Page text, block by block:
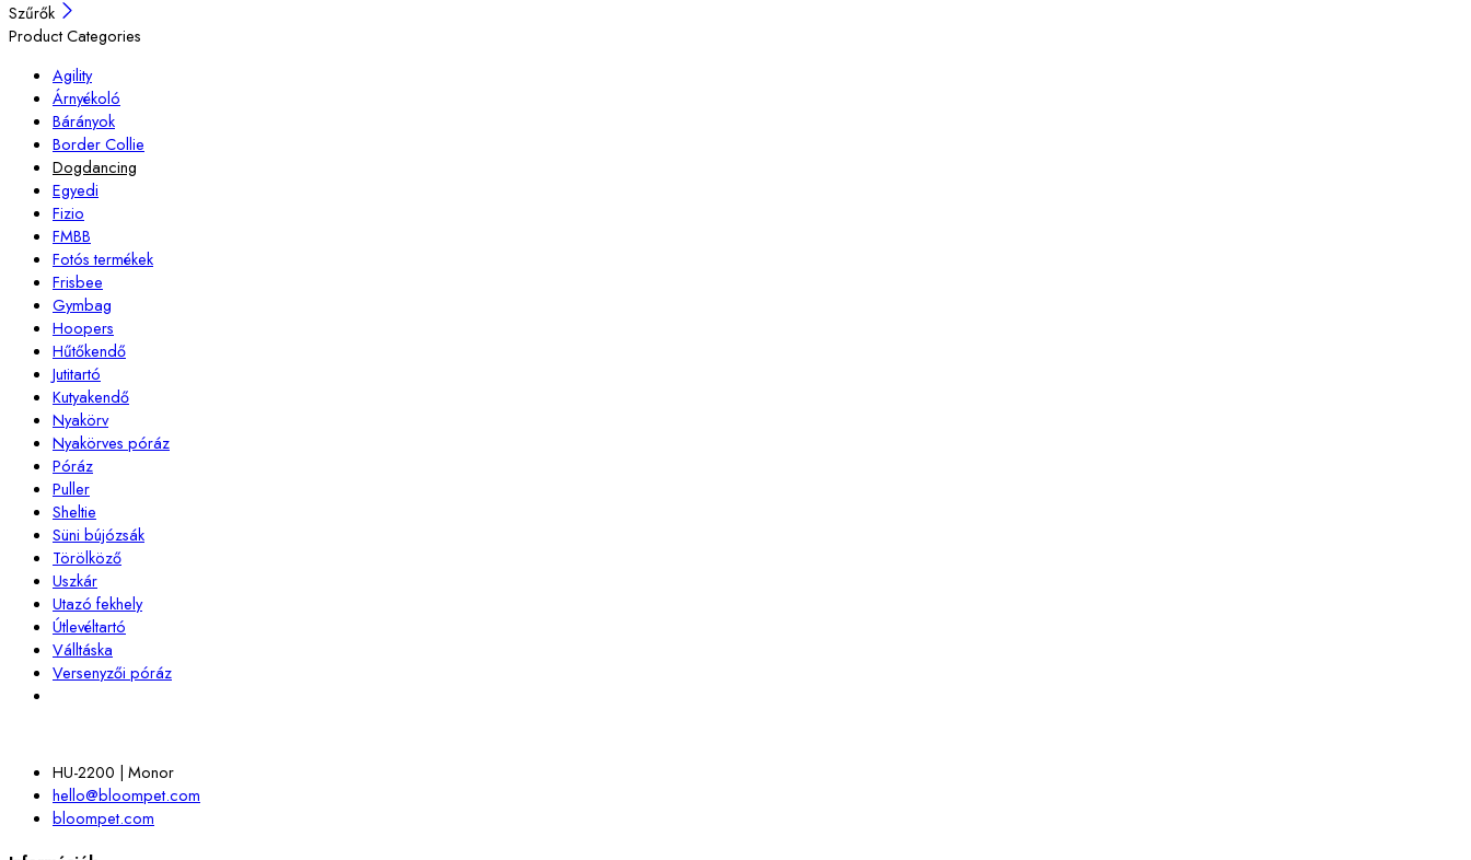
Szűrők
Product Categories
Agility
Árnyékoló
Bárányok
Border Collie
Dogdancing
Egyedi
Fizio
FMBB
Fotós termékek
Frisbee
Gymbag
Hoopers
Hűtőkendő
Jutitartó
Kutyakendő
Nyakörv
Nyakörves póráz
Póráz
Puller
Sheltie
Süni bújózsák
Törölköző
Uszkár
Utazó fekhely
Útlevéltartó
Válltáska
Versenyzői póráz
HU-2200 | Monor
hello@bloompet.com
bloompet.com